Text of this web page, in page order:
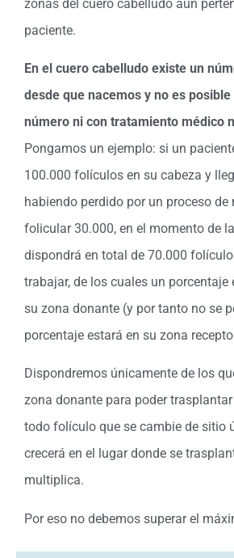
zonas del cuero cabelludo aun
paciente.
En el cuero cabelludo existe un
desde que nacemos y no es
número ni con tratamiento médico
Pongamos un ejemplo: si un
100.000 folículos en su cabeza y
habiendo perdido por un proceso
folicular 30.000, en el momento de
dispondrá en total de 70.000
trabajar, de los cuales un porcentaje
su zona donante (y por tanto no se
porcentaje estará en su zona
Dispondremos únicamente de los
zona donante para poder
todo folículo que se cambie de sitio
crecerá en el lugar donde se
multiplica.
Por eso no debemos superar el